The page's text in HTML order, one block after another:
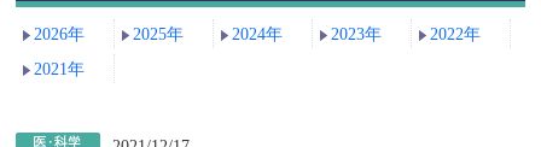
2026年 2025年 2024年 2023年
2022年
2021年